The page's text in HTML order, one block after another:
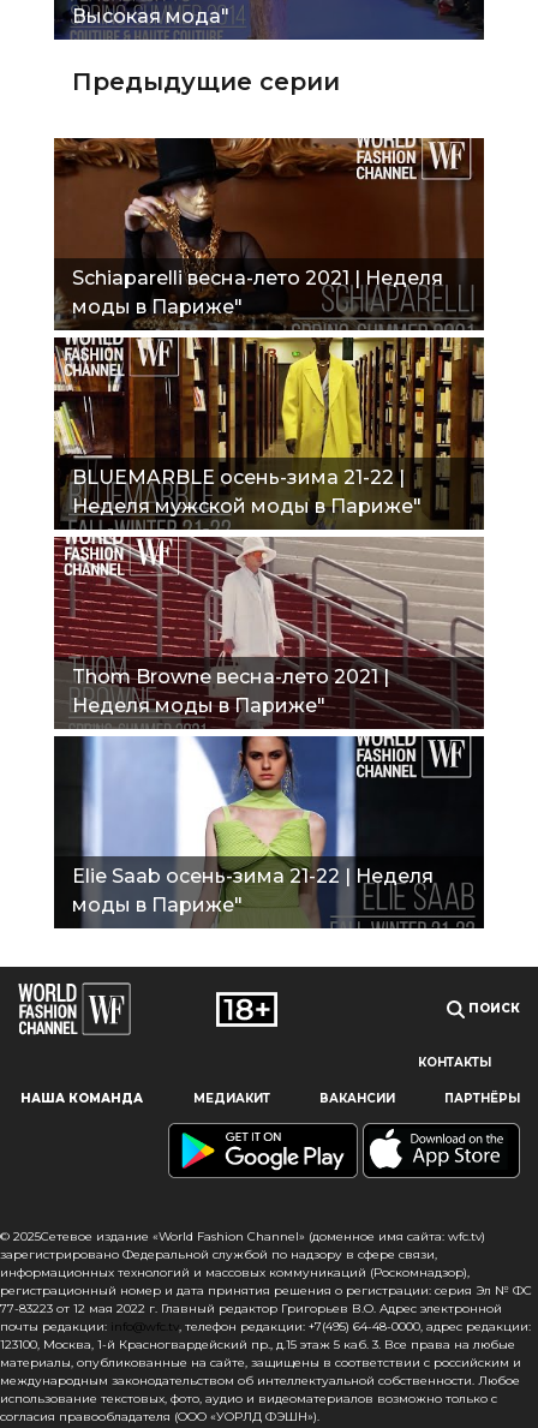
Наш сайт использует файлы cookie и похожие технологии,
пользователям, предоставляя персонализированную
информацию, запоминая предпочтения в области
сайта, вы подтверждаете свое согласие на использование
файлов cookie в соответствии с настоящим уведомлением
в отношении данного типа файлов. Если вы не согласны
с тем, чтобы мы использовали данный тип файлов,
то вы должны соответствующим образом установить
настройки вашего браузера или не использовать сайт wfc.tv
Высокая мода"
Предыдущие серии
Schiaparelli весна-лето 2021 | Неделя
моды в Париже"
BLUEMARBLE осень-зима 21-22 |
Неделя мужской моды в Париже"
Thom Browne весна-лето 2021 |
Неделя моды в Париже"
Elie Saab осень-зима 21-22 | Неделя
моды в Париже"
ПОИСК
КОНТАКТЫ
НАША КОМАНДА МЕДИАКИТ ВАКАНСИИ ПАРТНЁРЫ
© 2025Сетевое издание «World Fashion Channel» (доменное имя сайта: wfc.tv)
зарегистрировано Федеральной службой по надзору в сфере связи,
информационных технологий и массовых коммуникаций (Роскомнадзор),
регистрационный номер и дата принятия решения о регистрации: серия Эл № ФС
77-83223 от 12 мая 2022 г. Главный редактор Григорьев В.О. Адрес электронной
почты редакции: info@wfc.tv, телефон редакции: +7(495) 64-48-0000, адрес редакции:
123100, Москва, 1-й Красногвардейский пр., д.15 этаж 5 каб. 3. Все права на любые
материалы, опубликованные на сайте, защищены в соответствии с российским и
международным законодательством об интеллектуальной собственности. Любое
использование текстовых, фото, аудио и видеоматериалов возможно только с
согласия правообладателя (ООО «УОРЛД ФЭШН»).